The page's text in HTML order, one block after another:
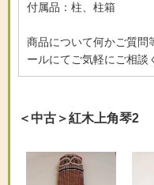
付属品：柱、柱箱
商品について何かご質問
ールにてご気軽にご相談
＜中古＞紅木上角琴2